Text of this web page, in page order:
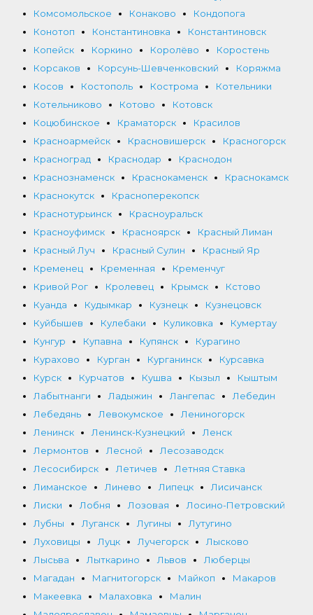
Комсомольское
Конаково
Кондопога
Конотоп
Константиновка
Константиновск
Копейск
Коркино Королёво
Коростень
Корсаков
Корсунь-Шевченковский
Коряжма
Косов
Костополь Кострома
Котельники
Котельниково
Котово
Котовск
Коцюбинское
Краматорск
Красилов
Красноармейск
Красновишерск
Красногорск
Красноград
Краснодар
Краснодон
Краснознаменск
Краснокаменск
Краснокамск
Краснокутск
Красноперекопск
Краснотурьинск
Красноуральск
Красноуфимск
Красноярск
Красный Лиман
Красный Луч
Красный Сулин
Красный Яр
Кременец
Кременная
Кременчуг
Кривой Рог
Кролевец Крымск
Кстово
Куанда
Кудымкар Кузнецк
Кузнецовск
Куйбышев
Кулебаки Куликовка
Кумертау
Кунгур
Купавна Купянск
Курагино
Курахово
Курган Курганинск
Курсавка
Курск
Курчатов Кушва Кызыл
Кыштым
Лабытнанги
Ладыжин Лангепас
Лебедин
Лебедянь
Левокумское
Лениногорск
Ленинск
Ленинск-Кузнецкий
Ленск
Лермонтов
Лесной
Лесозаводск
Лесосибирск
Летичев
Летняя Ставка
Лиманское
Линево Липецк
Лисичанск
Лиски
Лобня Лозовая
Лосино-Петровский
Лубны
Луганск Лугины
Лутугино
Луховицы
Луцк Лучегорск
Лысково
Лысьва
Лыткарино Львов
Люберцы
Магадан
Магнитогорск Майкоп
Макаров
Макеевка
Малаховка
Малин